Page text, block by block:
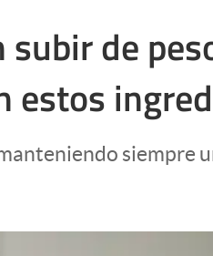
de
estos
siempre